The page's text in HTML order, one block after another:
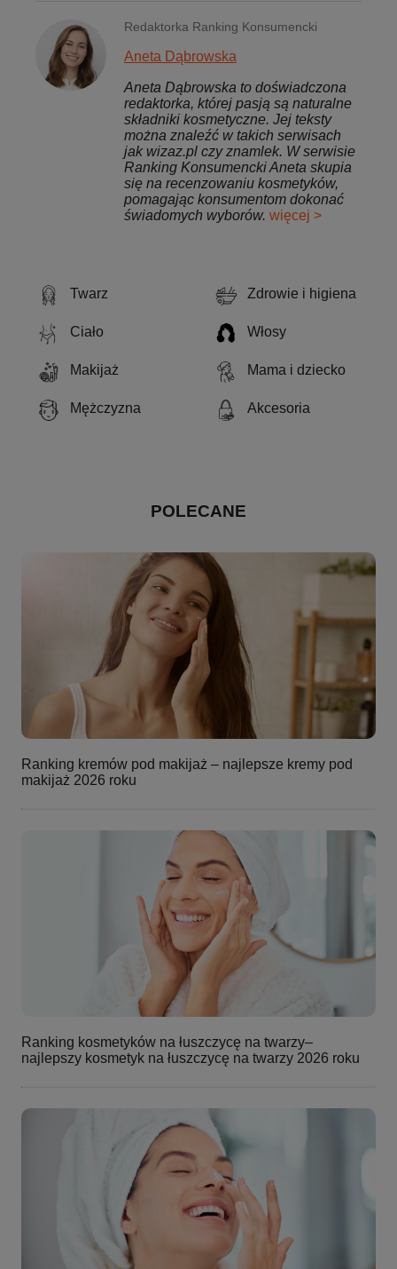
Twarz Zdrowie i higiena
Ciało Włosy
Makijaż Mama i dziecko
Mężczyzna Akcesoria
POLECANE
Ranking kremów pod makijaż – najlepsze kremy pod
makijaż 2026 roku
Ranking kosmetyków na łuszczycę na twarzy–
najlepszy kosmetyk na łuszczycę na twarzy 2026 roku
Redaktorka Ranking Konsumencki
Aneta Dąbrowska
Aneta Dąbrowska to doświadczona
redaktorka, której pasją są naturalne
składniki kosmetyczne. Jej teksty
można znaleźć w takich serwisach
jak wizaz.pl czy znamlek. W serwisie
Ranking Konsumencki Aneta skupia
się na recenzowaniu kosmetyków,
pomagając konsumentom dokonać
świadomych wyborów. więcej >